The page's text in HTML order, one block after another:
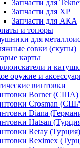
Запчасти для
Запчасти для XP
Запчасти для АКА
и топоры
для
совки (скупы)
карты
и
оружие и
винтовки
Borner (США)
Crosman
Diana
Hatsan
Retay (Турция)
Reximex